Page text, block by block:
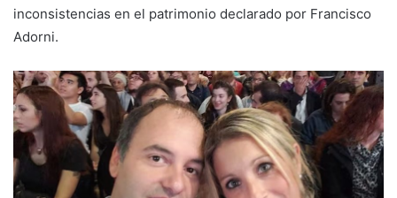
inconsistencias en el patrimonio declarado por Francisco
Adorni.